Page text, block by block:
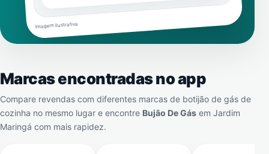
Imagem ilustrativa
Marcas encontradas no app
Compare revendas com diferentes marcas de botijão de gás de
cozinha no mesmo lugar e encontre Bujão De Gás em Jardim
Maringá com mais rapidez.